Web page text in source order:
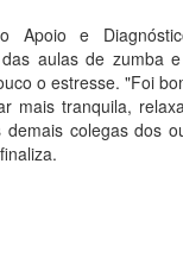
Apoio e
aulas de zumba
o estresse. "Foi
mais tranquila,
colegas dos